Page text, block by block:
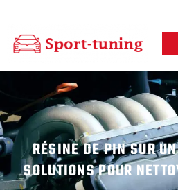
RÉSINE DE PIN SUR
SOLUTIONS POUR